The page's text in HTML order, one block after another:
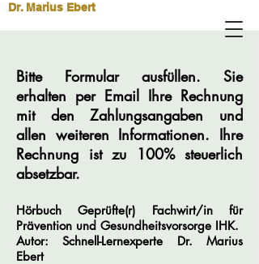
Dr. Marius Ebert
Bitte Formular ausfüllen. Sie
erhalten per Email Ihre Rechnung
mit den Zahlungsangaben und
allen weiteren Informationen. Ihre
Rechnung ist zu 100% steuerlich
absetzbar.
Hörbuch Geprüfte(r) Fachwirt/in für
Prävention und Gesundheitsvorsorge IHK.
Autor: Schnell-Lernexperte Dr. Marius
Ebert